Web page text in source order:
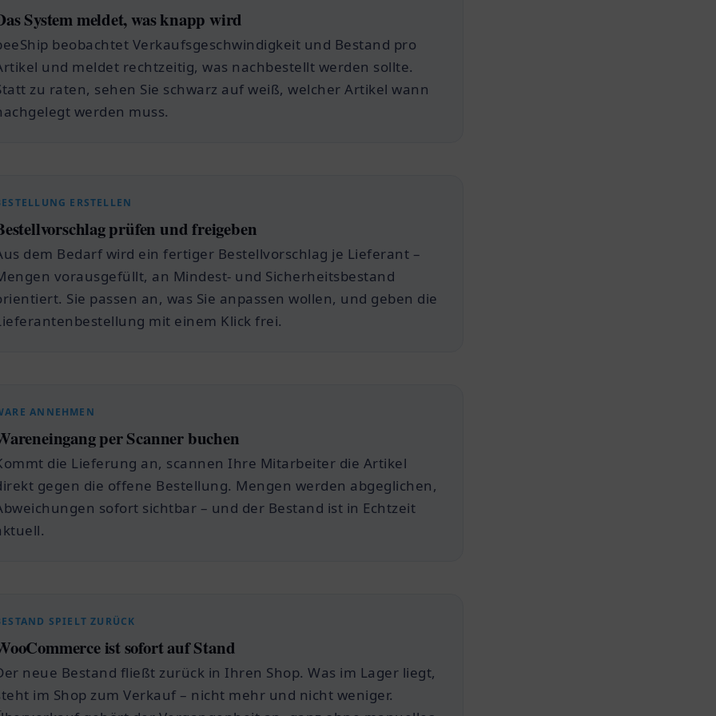
System meldet, was knapp wird
beobachtet Verkaufsgeschwindigkeit und Bestand pro
und meldet rechtzeitig, was nachbestellt werden sollte.
zu raten, sehen Sie schwarz auf weiß, welcher Artikel wann
werden muss.
ERSTELLEN
prüfen und freigeben
dem Bedarf wird ein fertiger Bestellvorschlag je Lieferant –
vorausgefüllt, an Mindest- und Sicherheitsbestand
Sie passen an, was Sie anpassen wollen, und geben die
mit einem Klick frei.
ANNEHMEN
per Scanner buchen
die Lieferung an, scannen Ihre Mitarbeiter die Artikel
gegen die offene Bestellung. Mengen werden abgeglichen,
sofort sichtbar – und der Bestand ist in Echtzeit
SPIELT ZURÜCK
ist sofort auf Stand
neue Bestand fließt zurück in Ihren Shop. Was im Lager liegt,
im Shop zum Verkauf – nicht mehr und nicht weniger.